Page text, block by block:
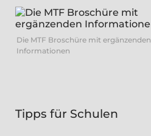
Die MTF Broschüre mit ergänzenden
Informationen
Tipps für Schulen